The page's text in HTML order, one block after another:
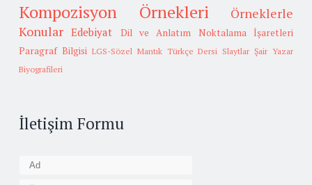
Kompozisyon Örnekleri
Örneklerle
Konular Edebiyat Dil ve Anlatım
Noktalama İşaretleri
Paragraf Bilgisi LGS-Sözel Mantık Türkçe Dersi Slaytlar Şair Yazar
Biyografileri
İletişim Formu